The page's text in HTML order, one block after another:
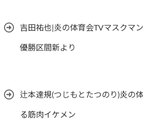
吉田祐也|炎の体育会TVマスクマ
優勝区間新より
辻本達規(つじもとたつのり)炎の
る筋肉イケメン